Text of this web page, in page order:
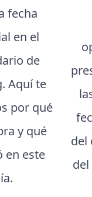
fecha
en el
de
Aquí te
por qué
y qué
en este
del